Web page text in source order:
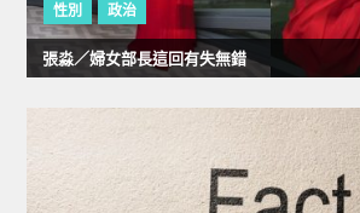
性別 政治
張淼／婦女部長這回有失無錯